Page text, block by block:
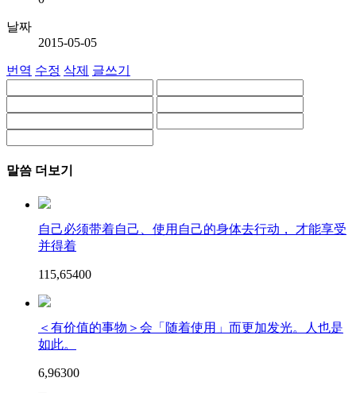
날짜
2015-05-05
번역 수정 삭제 글쓰기
말씀 더보기
自己必须带着自己、使用自己的身体去行动， 才能享受
并得着
115,65400
＜有价值的事物＞会「随着使用」而更加发光。人也是
如此。
6,96300